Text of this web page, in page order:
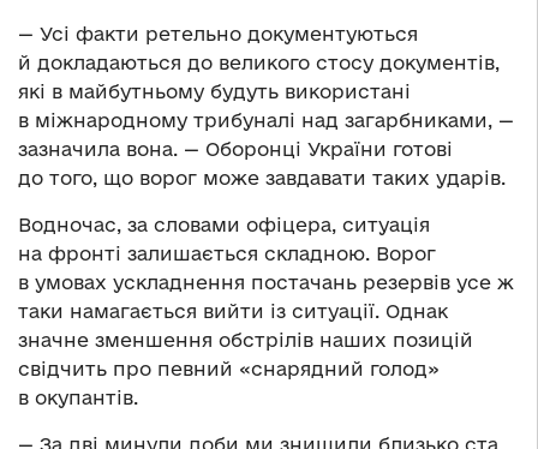
— Усі факти ретельно документуються
й докладаються до великого стосу документів,
які в майбутньому будуть використані
в міжнародному трибуналі над загарбниками, —
зазначила вона. — Оборонці України готові
до того, що ворог може завдавати таких ударів.
Водночас, за словами офіцера, ситуація
на фронті залишається складною. Ворог
в умовах ускладнення постачань резервів усе ж
таки намагається вийти із ситуації. Однак
значне зменшення обстрілів наших позицій
свідчить про певний «снарядний голод»
в окупантів.
— За дві минули доби ми знищили близько ста